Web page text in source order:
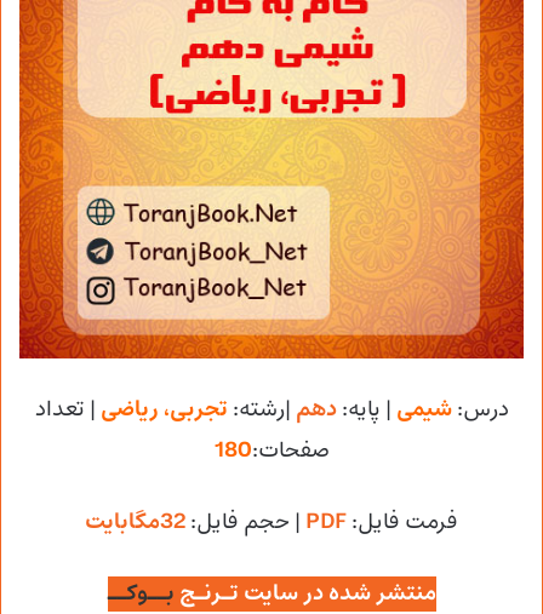
درس:شیمی | پایه:دهم |رشته: تجربی، ریاضی | تعداد
صفحات:180
فرمت فایل:PDF | حجم فایل:
منتشر شده در سایت تـرنـج بــوکــ